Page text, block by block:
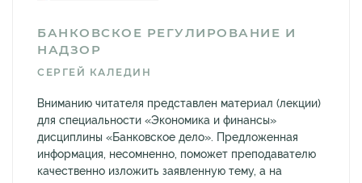
БАНКОВСКОЕ РЕГУЛИРОВАНИЕ И
НАДЗОР
СЕРГЕЙ КАЛЕДИН
Вниманию читателя представлен материал (лекции)
для специальности «Экономика и финансы»
дисциплины «Банковское дело». Предложенная
информация, несомненно, поможет преподавателю
качественно изложить заявленную тему, а на